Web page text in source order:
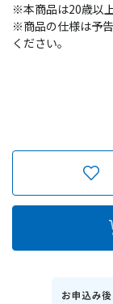
※本商品は20歳以
※商品の仕様は予
ください。